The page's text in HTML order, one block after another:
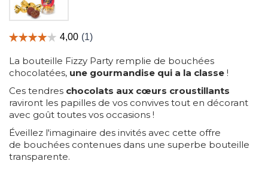
La bouteille Fizzy Party remplie de bouchées
chocolatées, une gourmandise qui a la classe !
Ces tendres chocolats aux cœurs croustillants
raviront les papilles de vos convives tout en décorant
avec goût toutes vos occasions !
Éveillez l'imaginaire des invités avec cette offre
de bouchées contenues dans une superbe bouteille
transparente.